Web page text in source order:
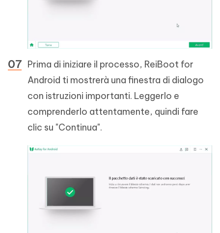
Prima di iniziare il processo, ReiBoot for
Android ti mostrerà una finestra di dialogo
con istruzioni importanti. Leggerlo e
comprenderlo attentamente, quindi fare
clic su "Continua".